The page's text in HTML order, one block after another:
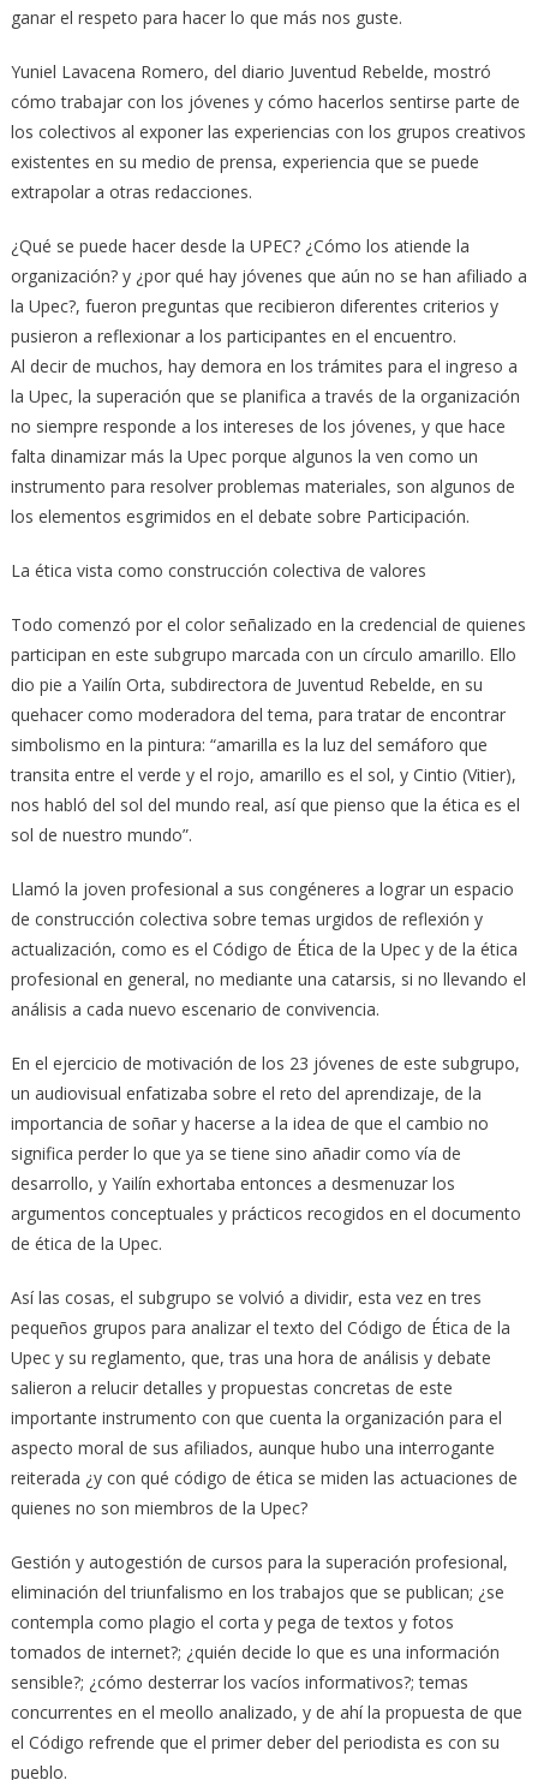
ganar el respeto para hacer lo que más nos guste.
Yuniel Lavacena Romero, del diario Juventud Rebelde, mostró
cómo trabajar con los jóvenes y cómo hacerlos sentirse parte de
los colectivos al exponer las experiencias con los grupos creativos
existentes en su medio de prensa, experiencia que se puede
extrapolar a otras redacciones.
¿Qué se puede hacer desde la UPEC? ¿Cómo los atiende la
organización? y ¿por qué hay jóvenes que aún no se han afiliado a
la Upec?, fueron preguntas que recibieron diferentes criterios y
pusieron a reflexionar a los participantes en el encuentro.
Al decir de muchos, hay demora en los trámites para el ingreso a
la Upec, la superación que se planifica a través de la organización
no siempre responde a los intereses de los jóvenes, y que hace
falta dinamizar más la Upec porque algunos la ven como un
instrumento para resolver problemas materiales, son algunos de
los elementos esgrimidos en el debate sobre Participación.
La ética vista como construcción colectiva de valores
Todo comenzó por el color señalizado en la credencial de quienes
participan en este subgrupo marcada con un círculo amarillo. Ello
dio pie a Yailín Orta, subdirectora de Juventud Rebelde, en su
quehacer como moderadora del tema, para tratar de encontrar
simbolismo en la pintura: “amarilla es la luz del semáforo que
transita entre el verde y el rojo, amarillo es el sol, y Cintio (Vitier),
nos habló del sol del mundo real, así que pienso que la ética es el
sol de nuestro mundo”.
Llamó la joven profesional a sus congéneres a lograr un espacio
de construcción colectiva sobre temas urgidos de reflexión y
actualización, como es el Código de Ética de la Upec y de la ética
profesional en general, no mediante una catarsis, si no llevando el
análisis a cada nuevo escenario de convivencia.
En el ejercicio de motivación de los 23 jóvenes de este subgrupo,
un audiovisual enfatizaba sobre el reto del aprendizaje, de la
importancia de soñar y hacerse a la idea de que el cambio no
significa perder lo que ya se tiene sino añadir como vía de
desarrollo, y Yailín exhortaba entonces a desmenuzar los
argumentos conceptuales y prácticos recogidos en el documento
de ética de la Upec.
Así las cosas, el subgrupo se volvió a dividir, esta vez en tres
pequeños grupos para analizar el texto del Código de Ética de la
Upec y su reglamento, que, tras una hora de análisis y debate
salieron a relucir detalles y propuestas concretas de este
importante instrumento con que cuenta la organización para el
aspecto moral de sus afiliados, aunque hubo una interrogante
reiterada ¿y con qué código de ética se miden las actuaciones de
quienes no son miembros de la Upec?
Gestión y autogestión de cursos para la superación profesional,
eliminación del triunfalismo en los trabajos que se publican; ¿se
contempla como plagio el corta y pega de textos y fotos
tomados de internet?; ¿quién decide lo que es una información
sensible?; ¿cómo desterrar los vacíos informativos?; temas
concurrentes en el meollo analizado, y de ahí la propuesta de que
el Código refrende que el primer deber del periodista es con su
pueblo.